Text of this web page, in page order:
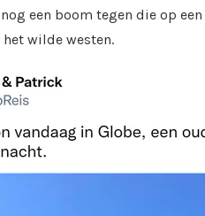
een boom tegen die op
wilde westen.